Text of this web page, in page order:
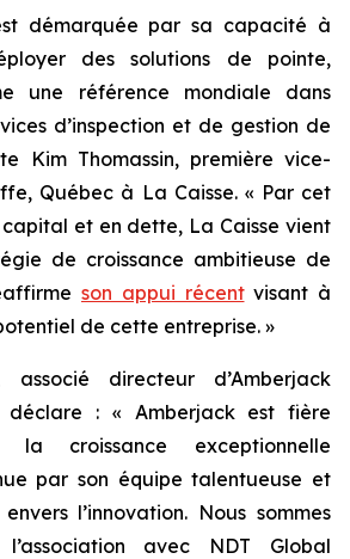
démarquée par sa capacité à
des solutions de pointe,
une référence mondiale dans
d’inspection et de gestion de
Kim Thomassin, première vice-
Québec à La Caisse. « Par cet
capital et en dette, La Caisse vient
de croissance ambitieuse de
son appui récentvisant à
de cette entreprise. »
associé directeur d’Amberjack
déclare : « Amberjack est fière
la croissance exceptionnelle
par son équipe talentueuse et
l’innovation. Nous sommes
avec NDT Global